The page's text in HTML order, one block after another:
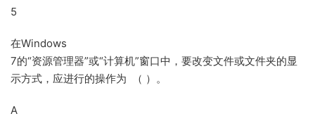
5
在Windows
7的“资源管理器”或“计算机”窗口中，要改变文件或文件夹的显
示方式，应进行的操作为 （ ）。
A